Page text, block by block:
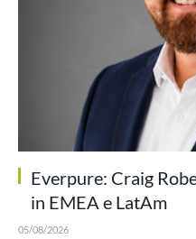
Everpure: Craig
in EMEA e LatAm
05/08/2026